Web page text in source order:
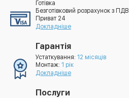
Готівка
Безготівковий розрахунок з ПДВ
Приват 24
Докладніше
Гарантія
Устаткування: 12 місяців
Монтаж: 1 рік
Докладніше
Послуги